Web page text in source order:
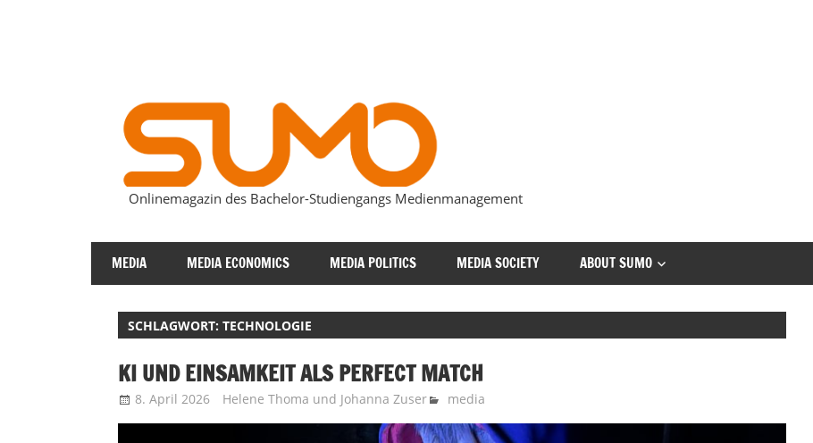
SUMOmag
Onlinemagazin des Bachelor-Studiengangs Medienmanagement
MEDIA MEDIA ECONOMICS MEDIA POLITICS MEDIA SOCIETY ABOUT SUMO
SCHLAGWORT:TECHNOLOGIE
KI UND EINSAMKEIT ALS PERFECT MATCH
8. April 2026 Helene Thoma und Johanna Zuser media